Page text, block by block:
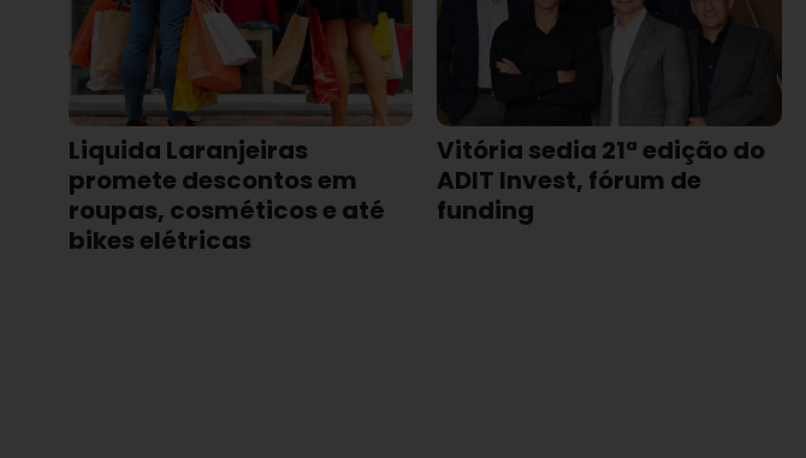
Liquida Laranjeiras
promete descontos em
roupas, cosméticos e até
bikes elétricas
Vitória sedia 21ª edição do
ADIT Invest, fórum de
funding